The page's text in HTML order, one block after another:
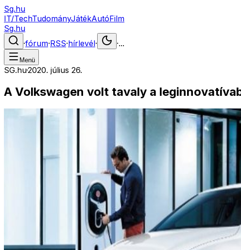
Sg.hu
IT/TechTudományJátékAutóFilm
Sg.hu
·fórum·RSS·hírlevél· ·...
Menü
SG.hu·2020. július 26.
A Volkswagen volt tavaly a